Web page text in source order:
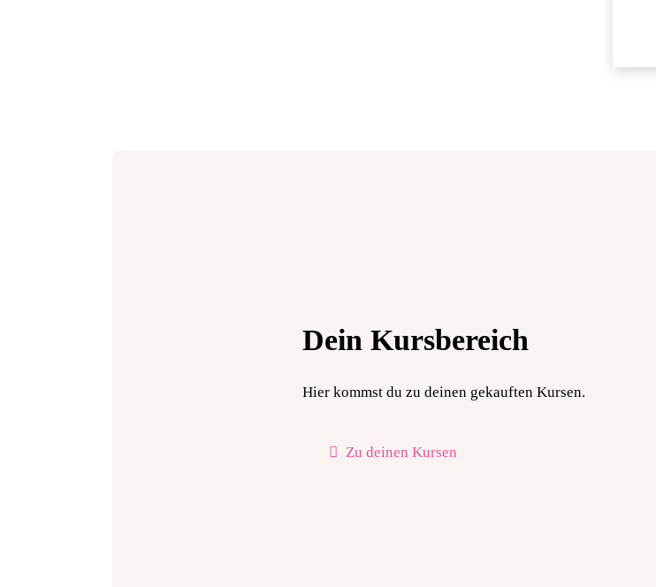
Dein Kursbereich
Hier kommst du zu deinen gekauften Kursen.
Zu deinen Kursen